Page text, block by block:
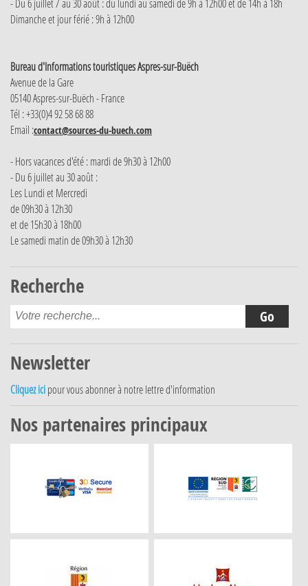
- Du 6 juillet / au 30 août : du lundi au samedi de 9h à 12h00 et de 14h à 18h
Dimanche et jour férié : 9h à 12h00
Bureau d'Informations touristiques Aspres-sur-Buëch
Avenue de la Gare
05140 Aspres-sur-Buëch - France
Tél : +33(0)4 92 58 68 88
Email :contact@sources-du-buech.com
- Hors vacances d'été : mardi de 9h30 à 12h00
- Du 6 juillet au 30 août :
Les Lundi et Mercredi
de 09h30 à 12h30
et de 15h30 à 18h00
Le samedi matin de 09h30 à 12h30
Recherche
Newsletter
Cliquez ici pour vous abonner à notre lettre d'information
Nos partenaires principaux